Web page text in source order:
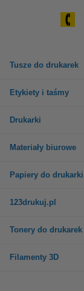
Tusze do drukarek
Etykiety i taśmy
Drukarki
Materiały biurowe
Papiery do drukarki
123drukuj.pl
Tonery do drukarek
Filamenty 3D